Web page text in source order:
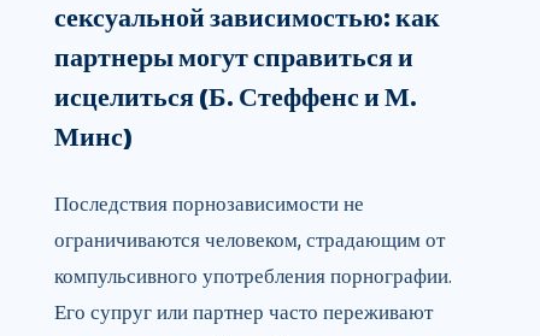
сексуальной зависимостью: как
партнеры могут справиться и
исцелиться (Б. Стеффенс и М.
Минс)
Последствия порнозависимости не
ограничиваются человеком, страдающим от
компульсивного употребления порнографии.
Его супруг или партнер часто переживают